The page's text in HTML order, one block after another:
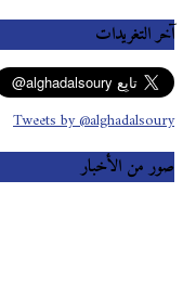
آخر التغريدات
Tweets by @alghadalsoury
صور من الأخبار